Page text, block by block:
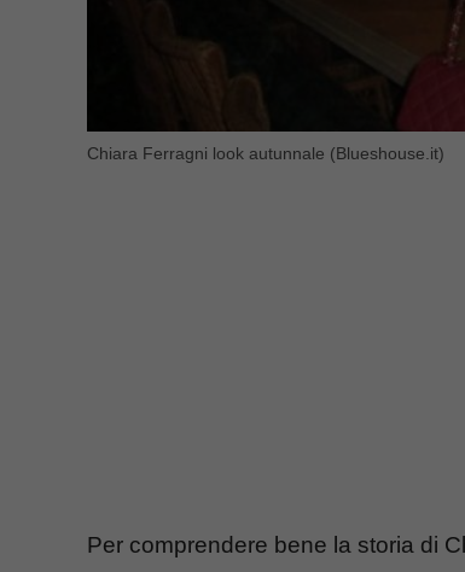
Chiara Ferragni look autunnale (Blueshouse.it)
Per comprendere bene la storia di